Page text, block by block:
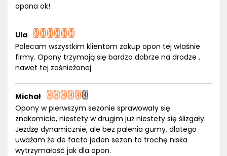
opona ok!
Ula
Polecam wszystkim klientom zakup opon tej właśnie
firmy. Opony trzymają się bardzo dobrze na drodze ,
nawet tej zaśnieżonej.
Michał
Opony w pierwszym sezonie sprawowały się
znakomicie, niestety w drugim już niestety się ślizgały.
Jeżdżę dynamicznie, ale bez palenia gumy, dlatego
uważam że de facto jeden sezon to trochę niska
wytrzymałość jak dla opon.